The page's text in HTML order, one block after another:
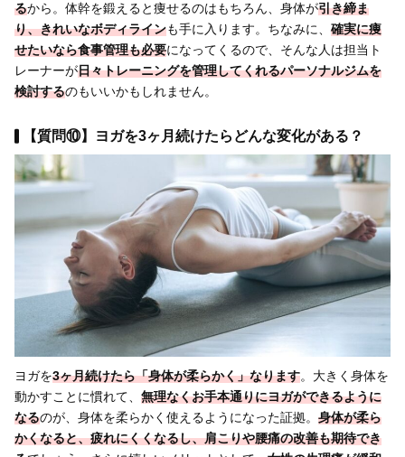
るから。体幹を鍛えると痩せるのはもちろん、身体が引き締ま
り、きれいなボディラインも手に入ります。ちなみに、 確実に痩
せたいなら食事管理も必要になってくるので、そんな人は担当ト
レーナーが日々トレーニングを管理してくれるパーソナルジムを
検討するのもいいかもしれません。
【質問⑩】ヨガを3ヶ月続けたらどんな変化がある？
ヨガを3ヶ月続けたら「身体が柔らかく」なります。大きく身体を
動かすことに慣れて、 無理なくお手本通りにヨガができるように
なるのが、身体を柔らかく使えるようになった証拠。 身体が柔ら
かくなると、疲れにくくなるし、肩こりや腰痛の改善も期待でき